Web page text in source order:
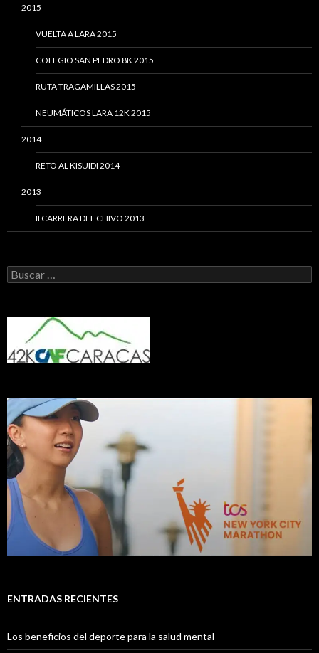
2015
VUELTA A LARA 2015
COLEGIO SAN PEDRO 8K 2015
RUTA TRAGAMILLAS 2015
NEUMÁTICOS LARA 12K 2015
2014
RETO AL KISUIDI 2014
2013
II CARRERA DEL CHIVO 2013
Buscar:
ENTRADAS RECIENTES
Los beneficios del deporte para la salud mental